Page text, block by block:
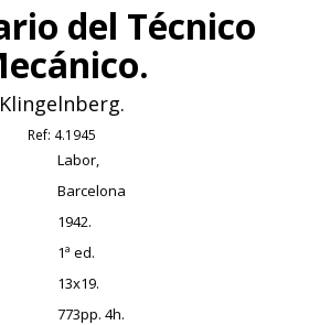
del Técnico
Klingelnberg.
Ref: 4.1945
Labor,
Barcelona
1942.
1ª ed.
13x19.
773pp. 4h.